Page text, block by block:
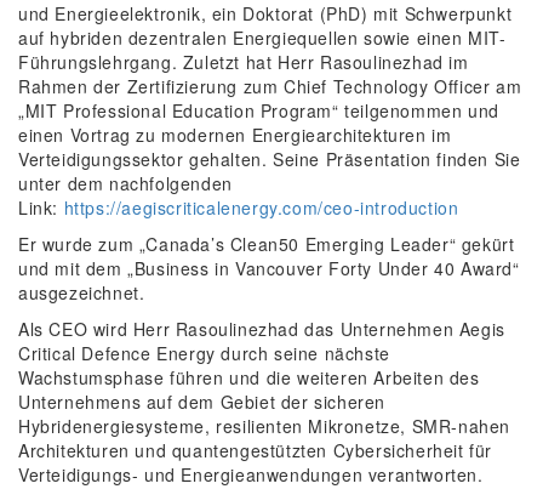
und Energieelektronik, ein Doktorat (PhD) mit Schwerpunkt
auf hybriden dezentralen Energiequellen sowie einen MIT-
Führungslehrgang. Zuletzt hat Herr Rasoulinezhad im
Rahmen der Zertifizierung zum Chief Technology Officer am
„MIT Professional Education Program“ teilgenommen und
einen Vortrag zu modernen Energiearchitekturen im
Verteidigungssektor gehalten. Seine Präsentation finden Sie
unter dem nachfolgenden
Link: https://aegiscriticalenergy.com/ceo-introduction
Er wurde zum „Canada’s Clean50 Emerging Leader“ gekürt
und mit dem „Business in Vancouver Forty Under 40 Award“
ausgezeichnet.
Als CEO wird Herr Rasoulinezhad das Unternehmen Aegis
Critical Defence Energy durch seine nächste
Wachstumsphase führen und die weiteren Arbeiten des
Unternehmens auf dem Gebiet der sicheren
Hybridenergiesysteme, resilienten Mikronetze, SMR-nahen
Architekturen und quantengestützten Cybersicherheit für
Verteidigungs- und Energieanwendungen verantworten.